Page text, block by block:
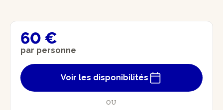
60 €
par personne
Voir les disponibilités
OU